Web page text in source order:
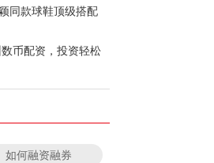
同款球鞋顶级搭配
币配资，投资轻松
如何融资融券